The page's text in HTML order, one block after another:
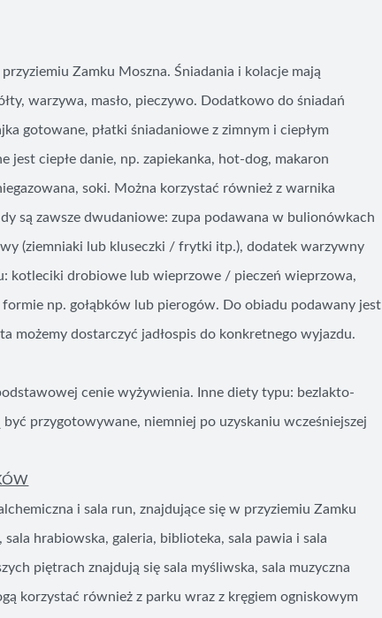
Zamku Moszna. Śniadania i kolacje mają
warzywa, masło, pieczywo. Dodatkowo do śniadań
gotowane, płatki śniadaniowe z zimnym i ciepłym
jest ciepłe danie, np. zapiekanka, hot-dog, makaron
soki. Można korzystać również z warnika
są zawsze dwudaniowe: zupa podawana w bulionówkach
(ziemniaki lub kluseczki / frytki itp.), dodatek warzywny
kotleciki drobiowe lub wieprzowe / pieczeń wieprzowa,
np. gołąbków lub pierogów. Do obiadu podawany jest
możemy dostarczyć jadłospis do konkretnego wyjazdu.
cenie wyżywienia. Inne diety typu: bezlakto-
przygotowywane, niemniej po uzyskaniu wcześniejszej
i sala run, znajdujące się w przyziemiu Zamku
hrabiowska, galeria, biblioteka, sala pawia i sala
piętrach znajdują się sala myśliwska, sala muzyczna
korzystać również z parku wraz z kręgiem ogniskowym